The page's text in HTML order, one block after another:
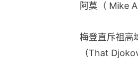
阿莫（ Mike
梅登直斥祖高
（That